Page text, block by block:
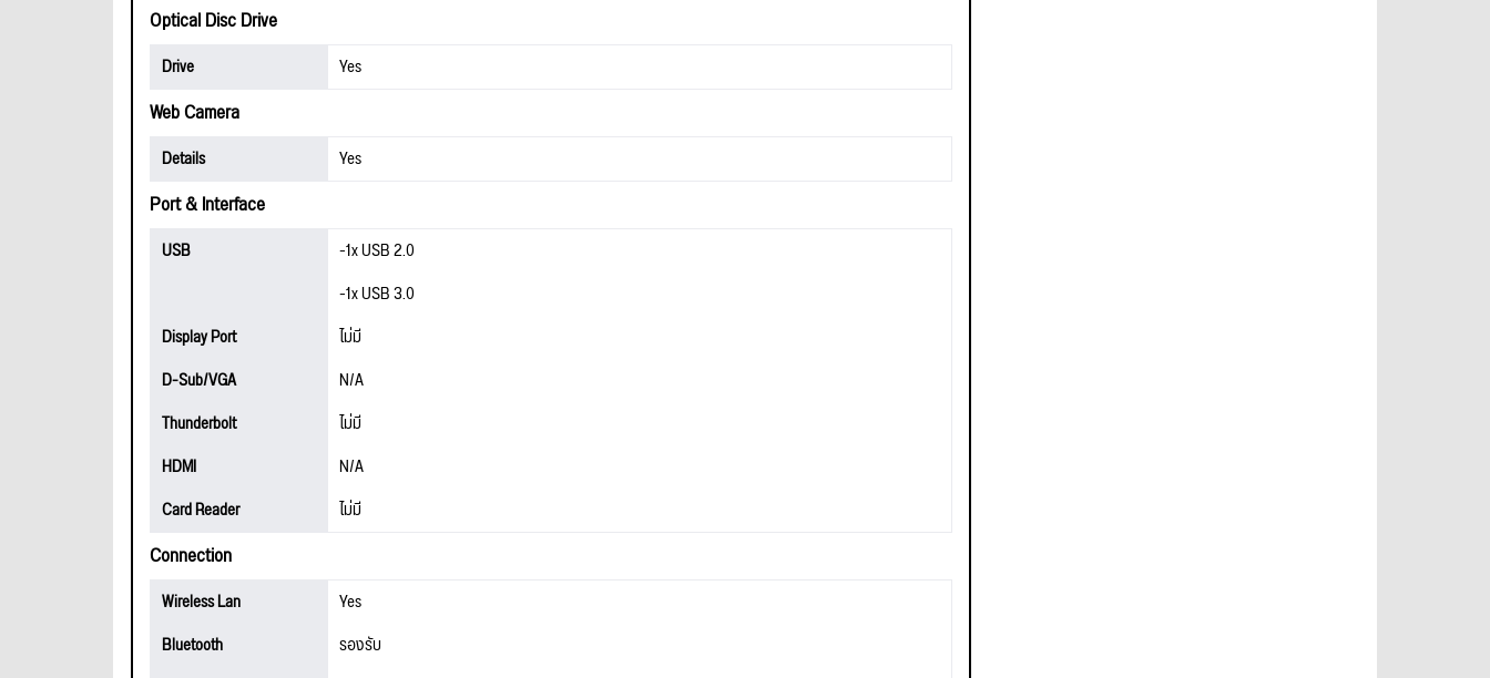
Optical Disc Drive
Drive Yes
Web Camera
Details Yes
Port & Interface
USB
-1x USB 2.0
-1x USB 3.0
Display Port
ไม่มี
D-Sub/VGA
N/A
Thunderbolt
ไม่มี
HDMI
N/A
Card Reader
ไม่มี
Connection
Wireless Lan
Yes
Bluetooth
รองรับ